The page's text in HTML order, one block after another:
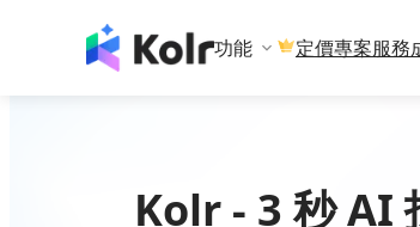
功能 定價專案服務
Kolr - 3 秒 AI